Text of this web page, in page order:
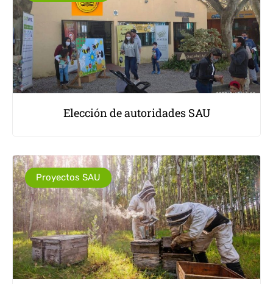
Elección de autoridades SAU
Proyectos SAU